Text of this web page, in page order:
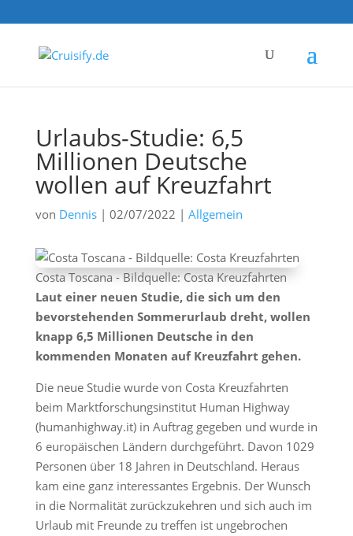
Urlaubs-Studie: 6,5
Millionen Deutsche
wollen auf Kreuzfahrt
von Dennis| 02/07/2022 | Allgemein
Costa Toscana - Bildquelle: Costa Kreuzfahrten
Laut einer neuen Studie, die sich um den
bevorstehenden Sommerurlaub dreht, wollen
knapp 6,5 Millionen Deutsche in den
kommenden Monaten auf Kreuzfahrt gehen.
Die neue Studie wurde von Costa Kreuzfahrten
beim Marktforschungsinstitut Human Highway
(humanhighway.it) in Auftrag gegeben und wurde in
6 europäischen Ländern durchgeführt. Davon 1029
Personen über 18 Jahren in Deutschland. Heraus
kam eine ganz interessantes Ergebnis. Der Wunsch
in die Normalität zurückzukehren und sich auch im
Urlaub mit Freunde zu treffen ist ungebrochen